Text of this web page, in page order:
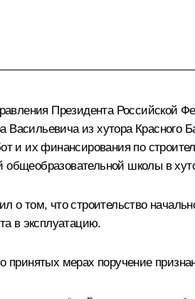
Президента Российской
из хутора Красного
и их финансирования по
школы в
о том, что строительство
в эксплуатацию.
принятых мерах поручение